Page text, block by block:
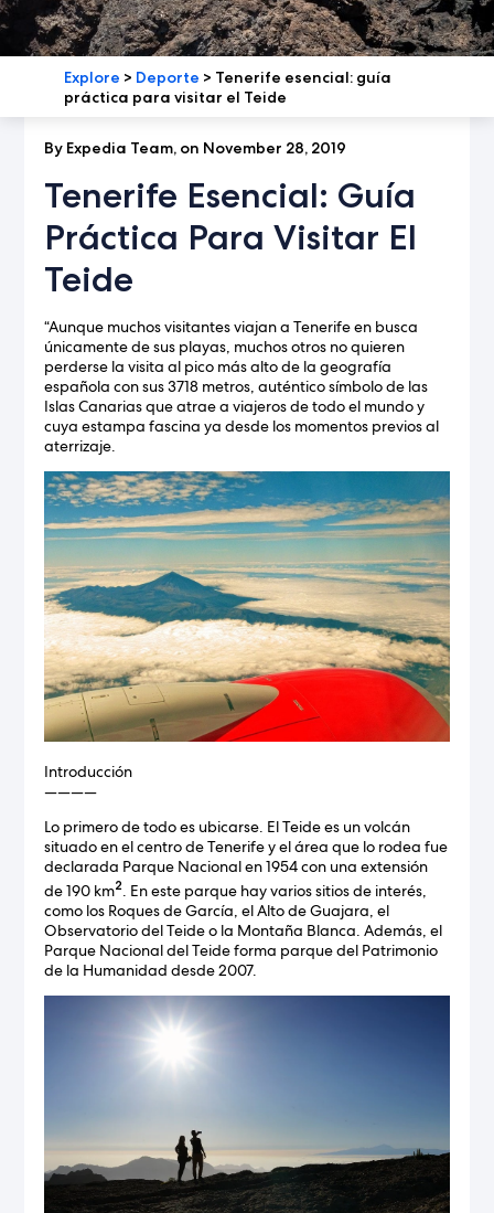
Explore > Deporte > Tenerife esencial: guía
práctica para visitar el Teide
By Expedia Team, on November 28, 2019
Tenerife Esencial: Guía
Práctica Para Visitar El
Teide
“Aunque muchos visitantes viajan a Tenerife en busca
únicamente de sus playas, muchos otros no quieren
perderse la visita al pico más alto de la geografía
española con sus 3718 metros, auténtico símbolo de las
Islas Canarias que atrae a viajeros de todo el mundo y
cuya estampa fascina ya desde los momentos previos al
aterrizaje.
Introducción
————
Lo primero de todo es ubicarse. El Teide es un volcán
situado en el centro de Tenerife y el área que lo rodea fue
declarada Parque Nacional en 1954 con una extensión
de 190 km2. En este parque hay varios sitios de interés,
como los Roques de García, el Alto de Guajara, el
Observatorio del Teide o la Montaña Blanca. Además, el
Parque Nacional del Teide forma parque del Patrimonio
de la Humanidad desde 2007.